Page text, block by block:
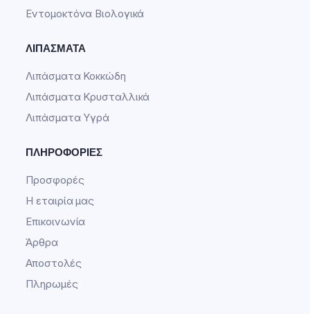
Εντομοκτόνα Βιολογικά
ΛΙΠΆΣΜΑΤΑ
Λιπάσματα Κοκκώδη
Λιπάσματα Κρυσταλλικά
Λιπάσματα Υγρά
ΠΛΗΡΟΦΟΡΊΕΣ
Προσφορές
Η εταιρία μας
Επικοινωνία
Άρθρα
Αποστολές
Πληρωμές